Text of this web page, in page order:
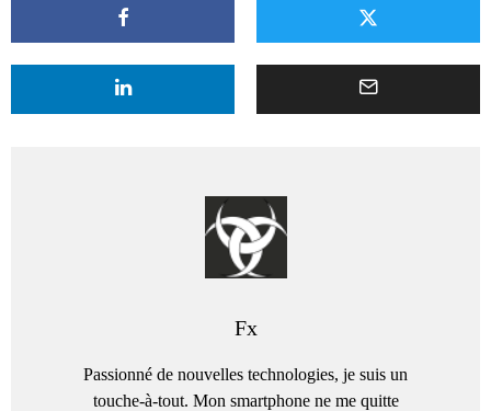
Fx
Passionné de nouvelles technologies, je suis un
touche-à-tout. Mon smartphone ne me quitte